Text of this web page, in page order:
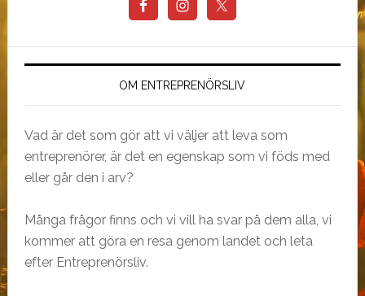
OM ENTREPRENÖRSLIV
Vad är det som gör att vi väljer att leva som
entreprenörer, är det en egenskap som vi föds med
eller går den i arv?
Många frågor finns och vi vill ha svar på dem alla, vi
kommer att göra en resa genom landet och leta
efter Entreprenörsliv.